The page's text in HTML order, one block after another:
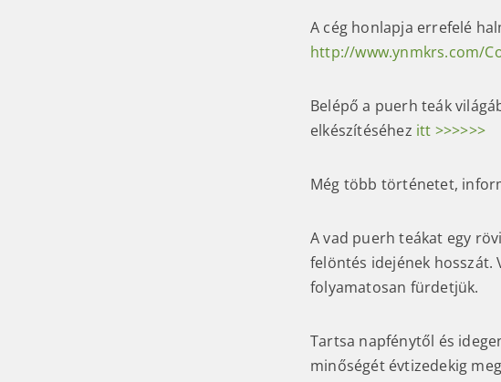
A cég honlapja errefelé
http://www.ynmkrs.com/
Belépő a puerh teák
elkészítéséhez itt >>>>>>
Még több történetet,
A vad puerh teákat egy
felöntés idejének hosszát.
folyamatosan fürdetjük.
Tartsa napfénytől és
minőségét évtizedekig